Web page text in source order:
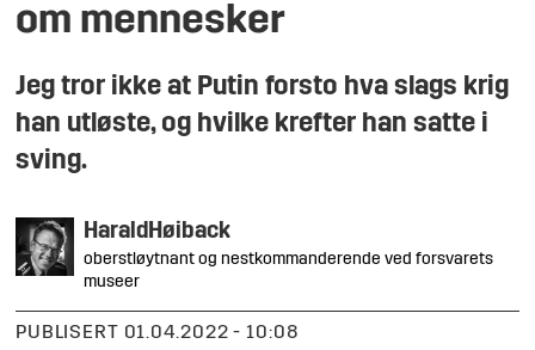
om mennesker
Jeg tror ikke at Putin forsto hva slags krig
han utløste, og hvilke krefter han satte i
sving.
HaraldHøiback
oberstløytnant og nestkommanderende ved forsvarets
museer
PUBLISERT
01.04.2022 - 10:08